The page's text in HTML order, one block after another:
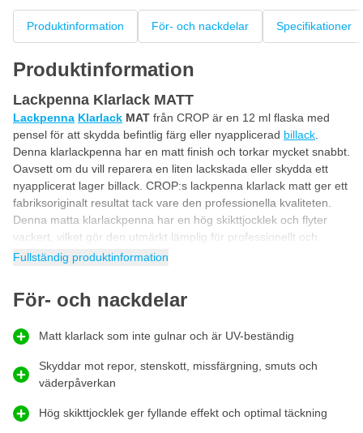
Produktinformation För- och nackdelar Specifikationer
Produktinformation
Lackpenna Klarlack MATT
Lackpenna Klarlack MAT från CROP är en 12 ml flaska med
pensel för att skydda befintlig färg eller nyapplicerad billack.
Denna klarlackpenna har en matt finish och torkar mycket snabbt.
Oavsett om du vill reparera en liten lackskada eller skydda ett
nyapplicerat lager billack. CROP:s lackpenna klarlack matt ger ett
fabriksoriginalt resultat tack vare den professionella kvaliteten.
Denna matta klarlackpenna har en hög skikttjocklek och flyter
vackert, vilket gör den utmärkt lämplig för professionellt och
krävande gör-det-själv-bruk.
Matt klarlackpenna för bil är nödvändig för att reparera och
klarlackpenna för bilar kan du enkelt reparera små skador, såsom
skyddande skikt. Denna matta klarlackpenna för bilar med lack
har utvecklats speciellt för att ge en matt yta, vilket gör att den
ursprungliga utseendet på den matta lacken på bilen bevaras.
Dessutom erbjuder denna klarlackpenna för bilen ett utmärkt
Fullständig produktinformation
För- och nackdelar
Matt klarlack som inte gulnar och är UV-beständig
Skyddar mot repor, stenskott, missfärgning, smuts och
väderpåverkan
Hög skikttjocklek ger fyllande effekt och optimal täckning